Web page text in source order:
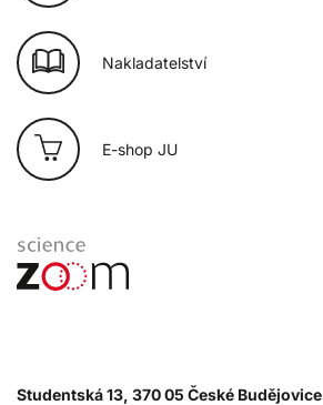
Nakladatelství
E-shop JU
Studentská 13, 370 05 České Budějovice